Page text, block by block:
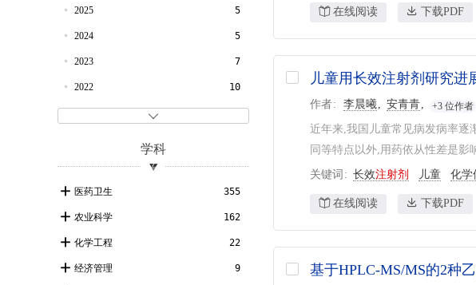

2025 5
2024 5
2023 7
2022 10
2019 20
2018 19
2017 16
2016 25
2015 18
学科
医药卫生 355
农业科学 162
化学工程 22
经济管理 9
在线阅读 下载PDF
儿童用长效注射剂研究进
作者 李晨曦 安青青 +3 位作者
近年来,我国儿童常见病发病率逐
同等特点以外,用药依从性差是
关键词 长效注射剂 儿童 化学
在线阅读 下载PDF
基于HPLC-MS/MS的2种